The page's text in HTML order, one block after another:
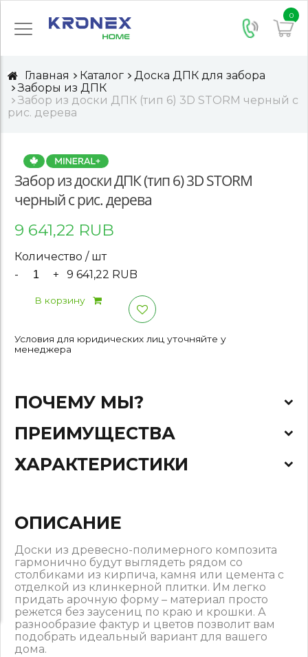
0
Главная Каталог
Доска ДПК для забора
Заборы из ДПК
Забор из доски ДПК (тип 6) 3D STORM черный с
рис. дерева
Забор из доски ДПК (тип 6) 3D STORM
черный с рис. дерева
9 641,22 RUB
Количество / шт
-
+ 9 641,22 RUB
В корзину
Условия для юридических лиц уточняйте у
менеджера
ПОЧЕМУ МЫ?
ПРЕИМУЩЕСТВА
ХАРАКТЕРИСТИКИ
ОПИСАНИЕ
Доски из древесно-полимерного композита
гармонично будут выглядеть рядом со
столбиками из кирпича, камня или цемента с
отделкой из клинкерной плитки. Им легко
придать арочную форму – материал просто
режется без заусениц по краю и крошки. А
разнообразие фактур и цветов позволит вам
подобрать идеальный вариант для вашего
дома.